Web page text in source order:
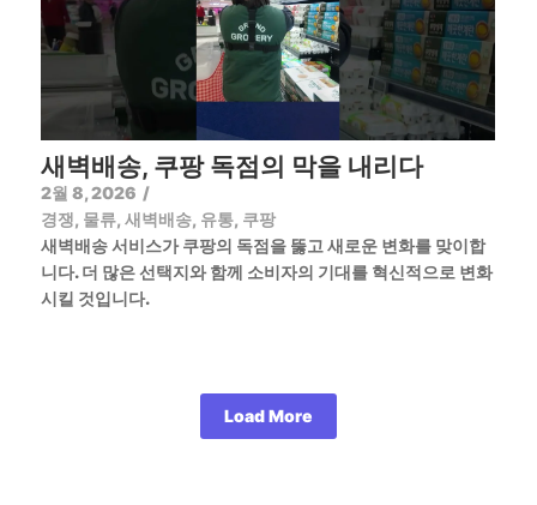
새벽배송, 쿠팡 독점의 막을 내리다
2월 8, 2026 /
경쟁, 물류, 새벽배송, 유통, 쿠팡
새벽배송 서비스가 쿠팡의 독점을 뚫고 새로운 변화를 맞이합
니다. 더 많은 선택지와 함께 소비자의 기대를 혁신적으로 변화
시킬 것입니다.
Load More